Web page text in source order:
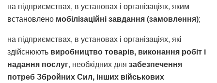
на підприємствах, в установах і організаціях, яким
встановлено мобілізаційні завдання (замовлення);
на підприємствах, в установах і організаціях, які
здійснюють виробництво товарів, виконання робіт і
надання послуг, необхідних для забезпечення
потреб Збройних Сил, інших військових